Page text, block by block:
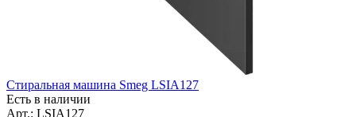
Стиральная машина Smeg LSIA127
Есть в наличии
Арт.: LSIA127